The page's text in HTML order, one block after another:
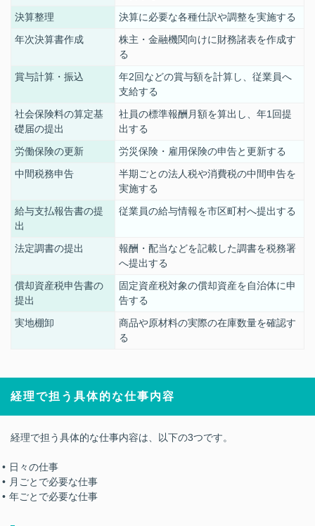
決算整理
決算に必要な各種仕訳や調整を実施する
年次決算書作成
株主・金融機関向けに財務諸表を作成す
る
賞与計算・振込
年2回などの賞与額を計算し、従業員へ
支給する
社会保険料の算定基
礎届の提出
社員の標準報酬月額を算出し、年1回提
出する
労働保険の更新
労災保険・雇用保険の申告と更新する
中間税務申告
半期ごとの法人税や消費税の中間申告を
実施する
給与支払報告書の提
出
従業員の給与情報を市区町村へ提出する
法定調書の提出
報酬・配当などを記載した調書を税務署
へ提出する
償却資産税申告書の
提出
固定資産税対象の償却資産を自治体に申
告する
実地棚卸
商品や原材料の実際の在庫数量を確認す
る
経理で担う具体的な仕事内容
経理で担う具体的な仕事内容は、以下の3つです。
日々の仕事
月ごとで必要な仕事
年ごとで必要な仕事